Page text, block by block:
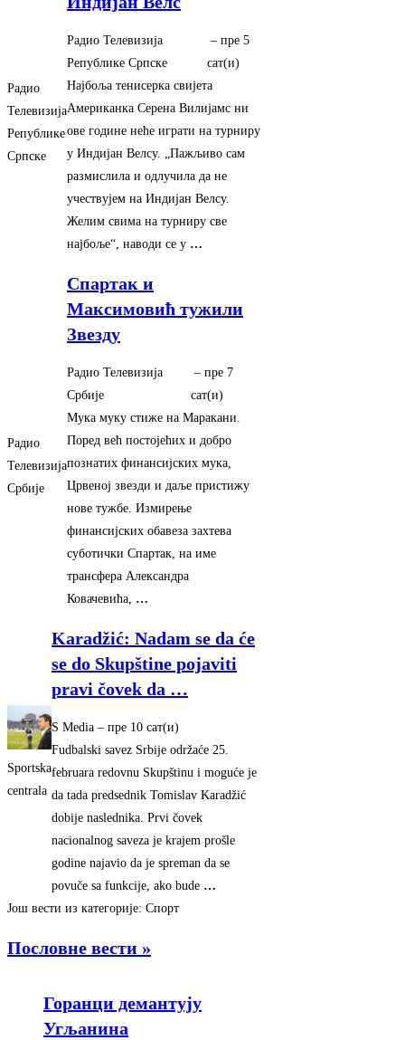
Радио
Телевизија
Републике
Српске
Радио Телевизија
Републике Српске
– ‎пре 5
сат(и)‎
Најбоља тенисерка свијета
Американка Серена Вилијамс ни
ове године неће играти на турниру
у Индијан Велсу. „Пажљиво сам
размислила и одлучила да не
учествујем на Индијан Велсу.
Желим свима на турниру све
најбоље“, наводи се у …
Радио
Телевизија
Србије
Спартак и
Максимовић тужили
Звезду
Радио Телевизија
Србије
– ‎пре 7
сат(и)‎
Мука муку стиже на Маракани.
Поред већ постојећих и добро
познатих финансијских мука,
Црвеној звезди и даље пристижу
нове тужбе. Измирење
финансијских обавеза захтева
суботички Спартак, на име
трансфера Александра
Ковачевића, …
Sportska
centrala
Karadžić: Nadam se da će
se do Skupštine pojaviti
pravi čovek da …
S Media – ‎пре 10 сат(и)‎
Fudbalski savez Srbije održaće 25.
februara redovnu Skupštinu i moguće je
da tada predsednik Tomislav Karadžić
dobije naslednika. Prvi čovek
nacionalnog saveza je krajem prošle
godine najavio da je spreman da se
povuče sa funkcije, ako bude …
Још вести из категорије: Спорт
Пословне вести »
Горанци демантују
Угљанина